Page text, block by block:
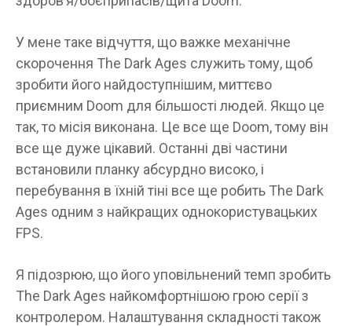
У мене таке відчуття, що важке механічне
скорочення The Dark Ages служить тому, щоб
зробити його найдоступнішим, миттєво
приємним Doom для більшості людей. Якщо це
так, то місія виконана. Це все ще Doom, тому він
все ще дуже цікавий. Останні дві частини
встановили планку абсурдно високо, і
перебування в їхній тіні все ще робить The Dark
Ages одним з найкращих однокористувацьких
FPS.
Я підозрюю, що його уповільнений темп зробить
The Dark Ages найкомфортнішою грою серії з
контролером. Налаштування складності також